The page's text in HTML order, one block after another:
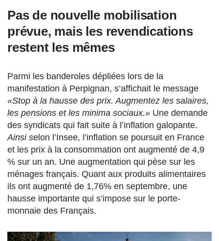
Pas de nouvelle mobilisation
prévue, mais les revendications
restent les mêmes
Parmi les banderoles dépliées lors de la
manifestation à Perpignan, s’affichait le message
«Stop à la hausse des prix. Augmentez les salaires,
les pensions et les minima sociaux.» Une demande
des syndicats qui fait suite à l’inflation galopante.
Ainsi selon l’Insee, l’inflation se poursuit en France
et les prix à la consommation ont augmenté de 4,9
% sur un an. Une augmentation qui pèse sur les
ménages français. Quant aux produits alimentaires
ils ont augmenté de 1,76% en septembre, une
hausse importante qui s’impose sur le porte-
monnaie des Français.